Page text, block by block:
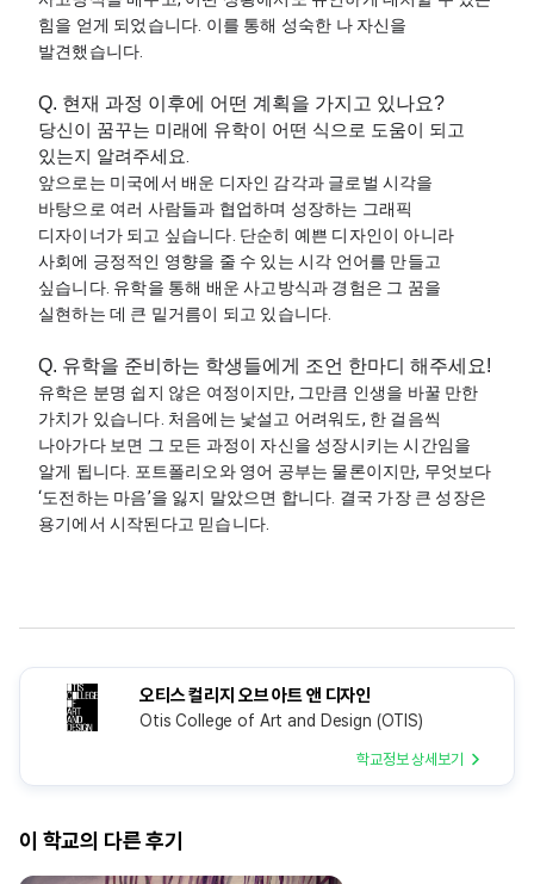
힘을 얻게 되었습니다. 이를 통해 성숙한 나 자신을
발견했습니다.
Q. 현재 과정 이후에 어떤 계획을 가지고 있나요?
당신이 꿈꾸는 미래에 유학이 어떤 식으로 도움이 되고
있는지 알려주세요.
앞으로는 미국에서 배운 디자인 감각과 글로벌 시각을
바탕으로 여러 사람들과 협업하며 성장하는 그래픽
디자이너가 되고 싶습니다. 단순히 예쁜 디자인이 아니라
사회에 긍정적인 영향을 줄 수 있는 시각 언어를 만들고
싶습니다. 유학을 통해 배운 사고방식과 경험은 그 꿈을
실현하는 데 큰 밑거름이 되고 있습니다.
Q. 유학을 준비하는 학생들에게 조언 한마디 해주세요!
유학은 분명 쉽지 않은 여정이지만, 그만큼 인생을 바꿀 만한
가치가 있습니다. 처음에는 낯설고 어려워도, 한 걸음씩
나아가다 보면 그 모든 과정이 자신을 성장시키는 시간임을
알게 됩니다. 포트폴리오와 영어 공부는 물론이지만, 무엇보다
‘도전하는 마음’을 잃지 말았으면 합니다. 결국 가장 큰 성장은
용기에서 시작된다고 믿습니다.
오티스 컬리지 오브 아트 앤 디자인
Otis College of Art and Design (OTIS)
학교정보 상세보기
이 학교의 다른 후기